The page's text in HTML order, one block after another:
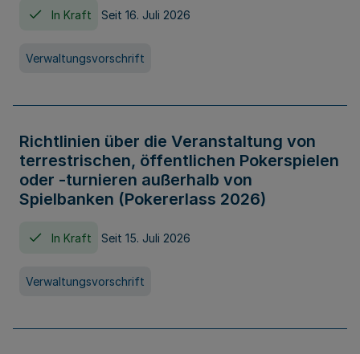
In Kraft Seit 16. Juli 2026
Verwaltungsvorschrift
Richtlinien über die Veranstaltung von
terrestrischen, öffentlichen Pokerspielen
oder -turnieren außerhalb von
Spielbanken (Pokererlass 2026)
In Kraft Seit 15. Juli 2026
Verwaltungsvorschrift